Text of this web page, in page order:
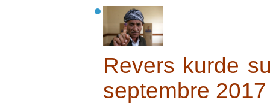
Revers kurde
septembre 2017